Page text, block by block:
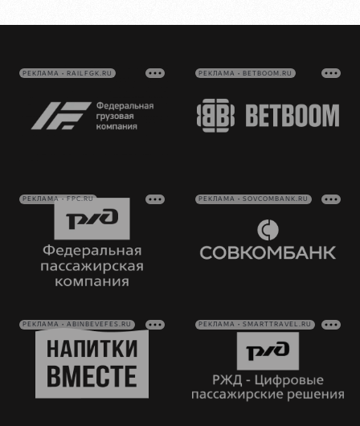
РЕКЛАМА • RAILFGK.RU РЕКЛАМА • BETBOOM.RU
РЕКЛАМА • FPC.RU РЕКЛАМА • SOVCOMBANK.RU
РЕКЛАМА • ABINBEVEFES.RU РЕКЛАМА • SMARTTRAVEL.RU